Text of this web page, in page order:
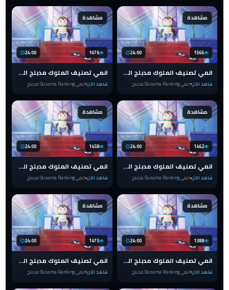
مشاهدة
24:00 1566
انمي تصنيف الملوك مدبلج الحلقة 11 Ranking of Kings
شاهد الآن انمي Ousama Ranking مدبلج
مشاهدة
24:00 1676
انمي تصنيف الملوك مدبلج الحلقة 3 Ranking of Kings
شاهد الآن انمي Ousama Ranking مدبلج
مشاهدة
24:00 1462
انمي تصنيف الملوك مدبلج الحلقة 10 Ranking of Kings
شاهد الآن انمي Ousama Ranking مدبلج
مشاهدة
24:00 1458
انمي تصنيف الملوك مدبلج الحلقة 9 Ranking of Kings
شاهد الآن انمي Ousama Ranking مدبلج
مشاهدة
24:00 1388
انمي تصنيف الملوك مدبلج الحلقة 8 Ranking of Kings
شاهد الآن انمي Ousama Ranking مدبلج
مشاهدة
24:00 1475
انمي تصنيف الملوك مدبلج الحلقة 7 Ranking of Kings
شاهد الآن انمي Ousama Ranking مدبلج